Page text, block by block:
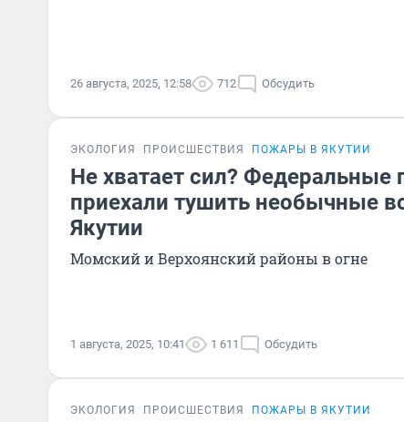
26 августа, 2025, 12:58 712 Обсудить
ЭКОЛОГИЯ ПРОИСШЕСТВИЯ ПОЖАРЫ В ЯКУТИИ
Не хватает сил?
приехали тушить необычные
Якутии
Момский и Верхоянский районы в огне
1 августа, 2025, 10:41 1 611 Обсудить
ЭКОЛОГИЯ ПРОИСШЕСТВИЯ ПОЖАРЫ В ЯКУТИИ